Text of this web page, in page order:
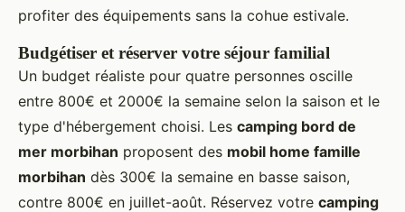
profiter des équipements sans la cohue estivale.
Budgétiser et réserver votre séjour familial
Un budget réaliste pour quatre personnes oscille
entre 800€ et 2000€ la semaine selon la saison et le
type d'hébergement choisi. Les camping bord de
mer morbihan proposent des mobil home famille
morbihan dès 300€ la semaine en basse saison,
contre 800€ en juillet-août. Réservez votre camping